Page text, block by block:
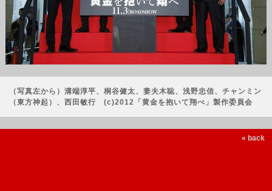
（写真左から）溝端淳平、桐谷健太、妻夫木聡、浅野忠信、チャンミン
（東方神起）、西田敏行 (c)2012「黄金を抱いて翔べ」製作委員会
« back